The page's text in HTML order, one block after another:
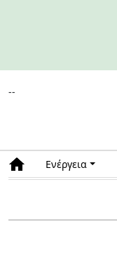
--
Ενέργεια